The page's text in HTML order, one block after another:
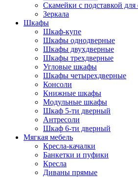
Скамейки с подставкой для
Зеркала
Шкафы
Шкаф-купе
Шкафы однодверные
Шкафы двухдверные
Шкафы трехдверные
Угловые шкафы
Шкафы четырехдверные
Консоли
Книжные шкафы
Модульные шкафы
Шкаф 5-ти дверный
Антресоли
Шкаф 6-ти дверный
Мягкая мебель
Кресла-качалки
Банкетки и пуфики
Кресла
Диваны прямые